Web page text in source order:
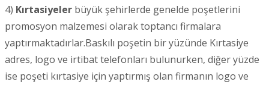
4) Kırtasiyeler büyük şehirlerde genelde poşetlerini
promosyon malzemesi olarak toptancı firmalara
yaptırmaktadırlar.Baskılı poşetin bir yüzünde Kırtasiye
adres, logo ve irtibat telefonları bulunurken, diğer yüzde
ise poşeti kırtasiye için yaptırmış olan firmanın logo ve